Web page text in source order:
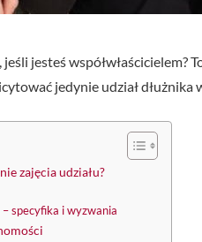
jesteś
jedynie udział dłużnika
zajęcia udziału?
specyfika i wyzwania